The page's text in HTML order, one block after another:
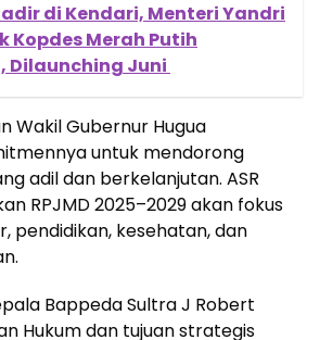
di Kendari, Menteri Yandri
Kopdes Merah Putih
Dilaunching Juni
Wakil Gubernur Hugua
untuk mendorong
adil dan berkelanjutan. ASR
RPJMD 2025–2029 akan fokus
pendidikan, kesehatan, dan
Bappeda Sultra J Robert
Hukum dan tujuan strategis